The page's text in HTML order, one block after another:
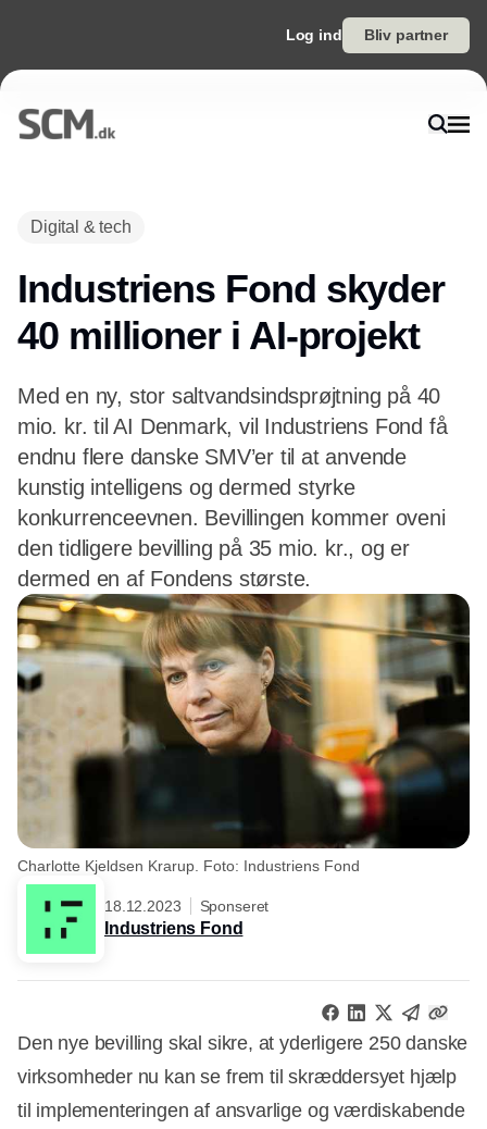
Log ind Bliv partner
Digital & tech
Industriens Fond skyder
40 millioner i AI-projekt
Med en ny, stor saltvandsindsprøjtning på 40
mio. kr. til AI Denmark, vil Industriens Fond få
endnu flere danske SMV’er til at anvende
kunstig intelligens og dermed styrke
konkurrenceevnen. Bevillingen kommer oveni
den tidligere bevilling på 35 mio. kr., og er
dermed en af Fondens største.
Charlotte Kjeldsen Krarup. Foto: Industriens Fond
18.12.2023 Sponseret
Industriens Fond
Den nye bevilling skal sikre, at yderligere 250 danske
virksomheder nu kan se frem til skræddersyet hjælp
til implementeringen af ansvarlige og værdiskabende